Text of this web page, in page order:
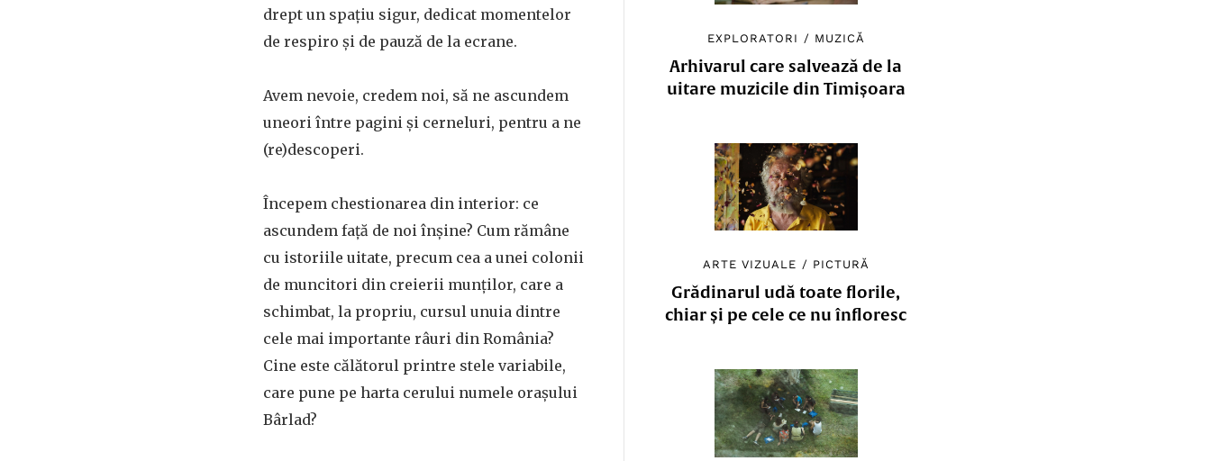
EXPLORATORI / MUZICĂ
Arhivarul care salvează de la
uitare muzicile din Timișoara
ARTE VIZUALE / PICTURĂ
Grădinarul udă toate florile,
chiar și pe cele ce nu înfloresc
drept un spațiu sigur, dedicat momentelor
de respiro și de pauză de la ecrane.
Avem nevoie, credem noi, să ne ascundem
uneori între pagini și cerneluri, pentru a ne
(re)descoperi.
Începem chestionarea din interior: ce
ascundem față de noi înșine? Cum rămâne
cu istoriile uitate, precum cea a unei colonii
de muncitori din creierii munților, care a
schimbat, la propriu, cursul unuia dintre
cele mai importante râuri din România?
Cine este călătorul printre stele variabile,
care pune pe harta cerului numele orașului
Bârlad?